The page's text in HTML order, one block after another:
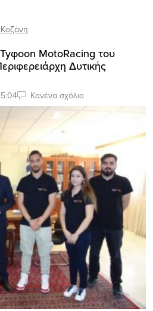
Κοζάνη
MotoRacing του
Δυτικής
Κανένα σχόλιο